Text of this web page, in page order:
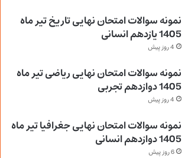
نمونه سوالات امتحان نهایی تاریخ تیر ماه
1405 یازدهم انسانی
4 روز پیش
نمونه سوالات امتحان نهایی ریاضی تیر ماه
1405 دوازدهم تجربی
4 روز پیش
نمونه سوالات امتحان نهایی جغرافیا تیر ماه
1405 دوازدهم انسانی
6 روز پیش